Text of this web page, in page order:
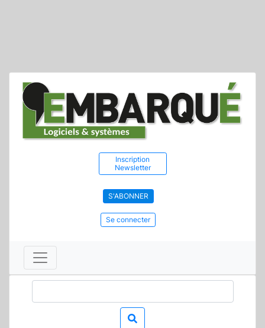
Inscription
Newsletter
S'ABONNER
Se connecter